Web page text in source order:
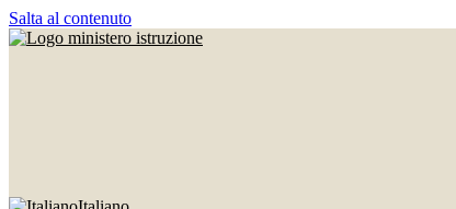
Salta al contenuto